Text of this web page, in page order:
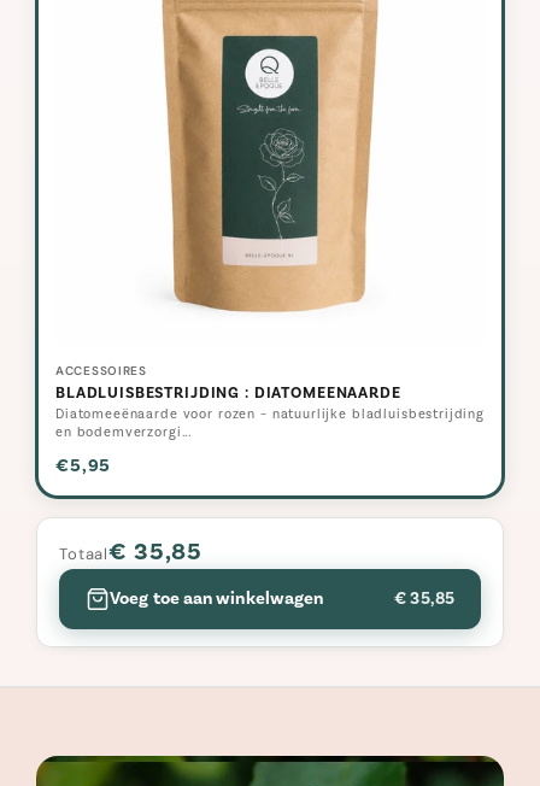
ACCESSOIRES
BLADLUISBESTRIJDING : DIATOMEENAARDE
Diatomeeënaarde voor rozen – natuurlijke bladluisbestrijding
en bodemverzorgi...
€5,95
Totaal€ 35,85
Voeg toe aan winkelwagen € 35,85